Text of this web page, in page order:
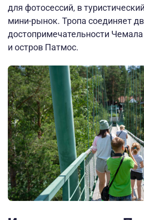
для фотосессий, в
мини-рынок. Тропа соединяет
достопримечательности
и остров Патмос.